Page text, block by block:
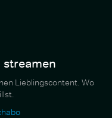
Lieblingscontent. Wo